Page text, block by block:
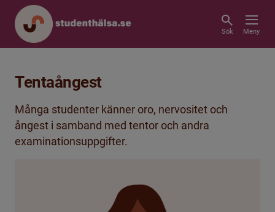
Sök Meny
Tentaångest
Många studenter känner oro, nervositet och
ångest i samband med tentor och andra
examinationsuppgifter.